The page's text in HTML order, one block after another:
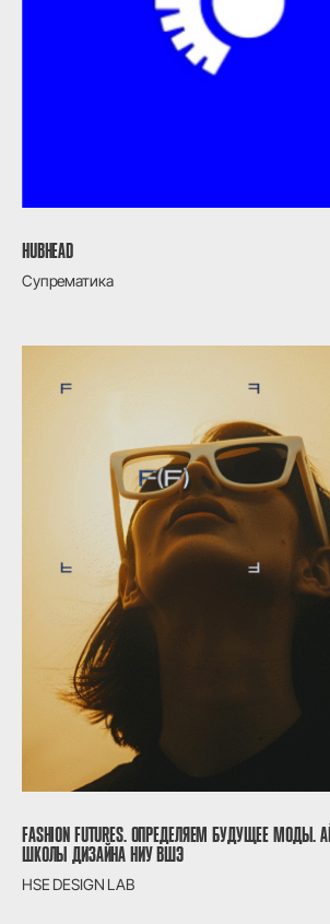
HUBHEAD
Супрематика
FASHION FUTURES. ОПРЕДЕЛЯЕМ БУДУЩЕЕ МОДЫ.
ШКОЛЫ ДИЗАЙНА НИУ ВШЭ
HSE DESIGN LAB